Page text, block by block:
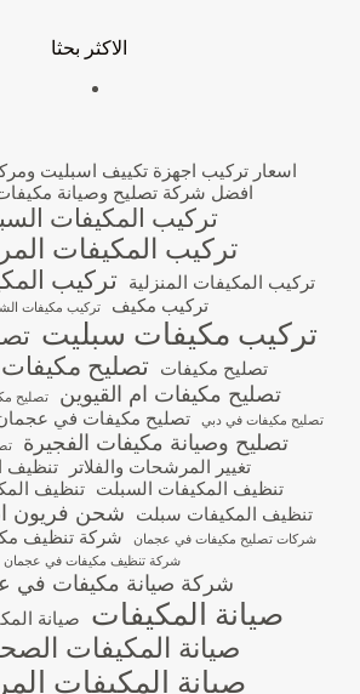
الاكثر بحثا
اسعار تركيب اجهزة تكييف اسبليت
افضل شركة تصليح وصيانة
تركيب المكيفات
تركيب المكيفات
تركيب المكيفات المنزلية تركيب
تركيب مكيف تركيب مكيفات
تركيب مكيفات سبليت
تصليح مكيفات تصليح مكيفات
تصليح مكيفات ام القيوين
تصليح
تصليح مكيفات في دبي
تصليح مكيفات في
تصليح وصيانة مكيفات الفجيرة
تغيير المرشحات والفلاتر
تنظيف
تنظيف المكيفات السبلت
تنظيف
تنظيف المكيفات سبلت
شحن فريون
شركات تصليح مكيفات في عجمان شركة تنظيف
شركة تنظيف مكيفات في عجمان
شركة صيانة مكيفات في
صيانة المكيفات صيانة
صيانة المكيفات
صيانة المكيفات